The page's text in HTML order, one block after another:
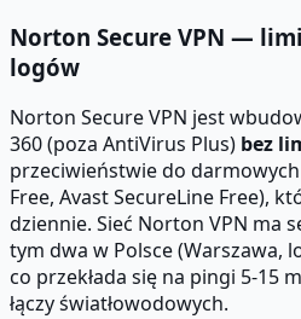
Norton Secure VPN —
logów
Norton Secure VPN jest
360 (poza AntiVirus Plus) bez
przeciwieństwie do
Free, Avast SecureLine Free),
dziennie. Sieć Norton VPN ma
tym dwa w Polsce (Warszawa,
co przekłada się na pingi 5-15
łączy światłowodowych.